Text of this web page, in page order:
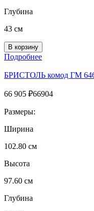
Глубина
43 см
Подробнее
БРИСТОЛЬ комод ГМ
66 905 ₽66904
Размеры:
Ширина
102.80 см
Высота
97.60 см
Глубина